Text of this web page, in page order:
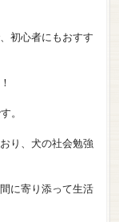
初心者にもおすす
。
り、犬の社会勉強
に寄り添って生活